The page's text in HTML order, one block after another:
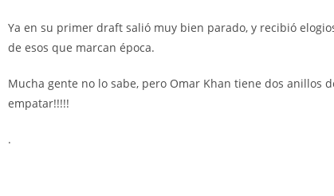
Ya en su primer draft salió muy bien parado, y recibió
de esos que marcan época.
Mucha gente no lo sabe, pero Omar Khan tiene dos anillos
empatar!!!!!
.